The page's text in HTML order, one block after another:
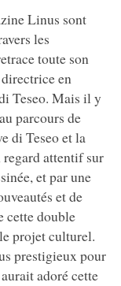
Linus sont
les
toute son
en
Teseo. Mais il y
parcours de
di Teseo et la
attentif sur
et par une
et de
cette double
projet culturel.
prestigieux pour
adoré cette